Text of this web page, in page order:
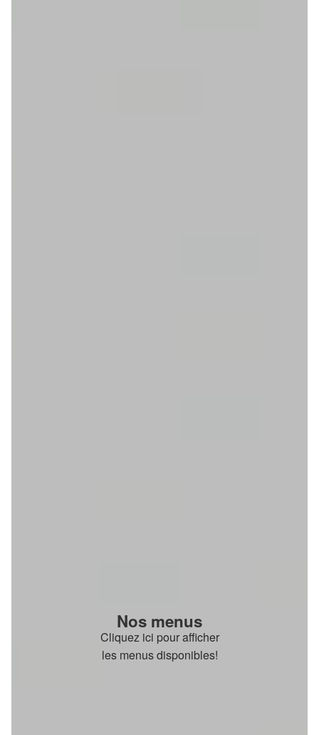
Nos menus
Cliquez ici pour afficher
les menus disponibles!